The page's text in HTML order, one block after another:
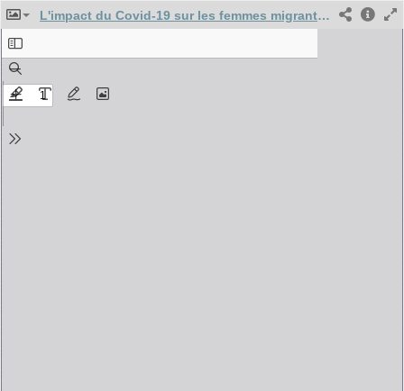
L'impact du Covid-19 sur les femmes migrantes et sans-papiers